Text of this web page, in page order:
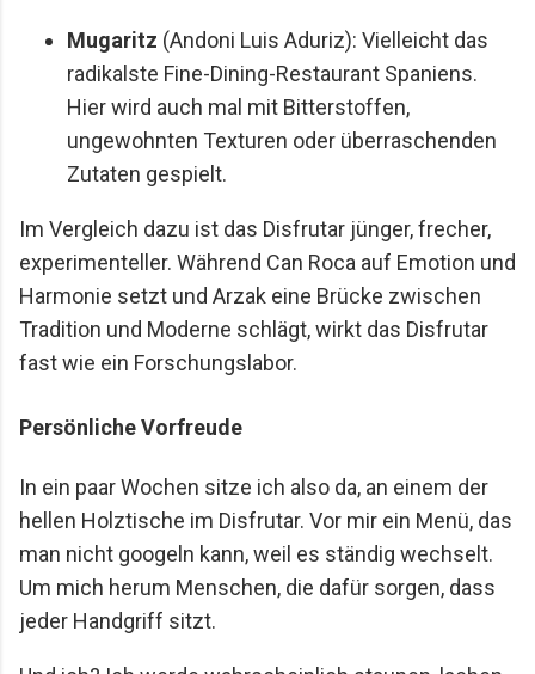
Mugaritz (Andoni Luis Aduriz): Vielleicht das
radikalste Fine-Dining-Restaurant Spaniens.
Hier wird auch mal mit Bitterstoffen,
ungewohnten Texturen oder überraschenden
Zutaten gespielt.
Im Vergleich dazu ist das Disfrutar jünger, frecher,
experimenteller. Während Can Roca auf Emotion und
Harmonie setzt und Arzak eine Brücke zwischen
Tradition und Moderne schlägt, wirkt das Disfrutar
fast wie ein Forschungslabor.
Persönliche Vorfreude
In ein paar Wochen sitze ich also da, an einem der
hellen Holztische im Disfrutar. Vor mir ein Menü, das
man nicht googeln kann, weil es ständig wechselt.
Um mich herum Menschen, die dafür sorgen, dass
jeder Handgriff sitzt.